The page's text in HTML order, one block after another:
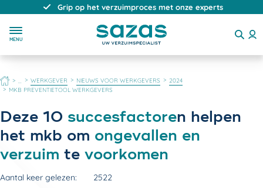
Direct, persoonlijk en deskundig advies
MENU
HOME WERKGEVER NIEUWS VOOR WERKGEVERS
2024
MKB PREVENTIETOOL WERKGEVERS
Deze 10 succesfactoren helpen
het mkb om ongevallen en
verzuim te voorkomen
Aantal keer gelezen: 2522